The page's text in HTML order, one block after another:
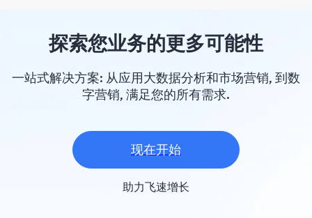
探索您业务的更多可能性
一站式解决方案: 从应用大数据分析和市场营销, 到数
字营销, 满足您的所有需求.
现在开始
助力飞速增长